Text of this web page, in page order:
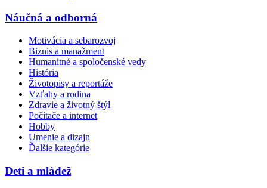
Náučná a odborná
Motivácia a sebarozvoj
Biznis a manažment
Humanitné a spoločenské vedy
História
Životopisy a reportáže
Vzťahy a rodina
Zdravie a životný štýl
Počítače a internet
Hobby
Umenie a dizajn
Ďalšie kategórie
Deti a mládež